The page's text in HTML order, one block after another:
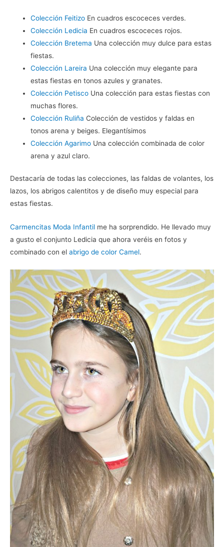
Colección Feitizo En cuadros escoceces verdes.
Colección Ledicia En cuadros escoceces rojos.
Colección Bretema Una colección muy dulce para estas
fiestas.
Colección Lareira Una colección muy elegante para
estas fiestas en tonos azules y granates.
Colección Petisco Una colección para estas fiestas con
muchas flores.
Colección Ruliña Colección de vestidos y faldas en
tonos arena y beiges. Elegantísimos
Colección Agarimo Una colección combinada de color
arena y azul claro.
Destacaría de todas las colecciones, las faldas de volantes, los
lazos, los abrigos calentitos y de diseño muy especial para
estas fiestas.
Carmencitas Moda Infantil me ha sorprendido. He llevado muy
a gusto el conjunto Ledicia que ahora veréis en fotos y
combinado con el abrigo de color Camel.